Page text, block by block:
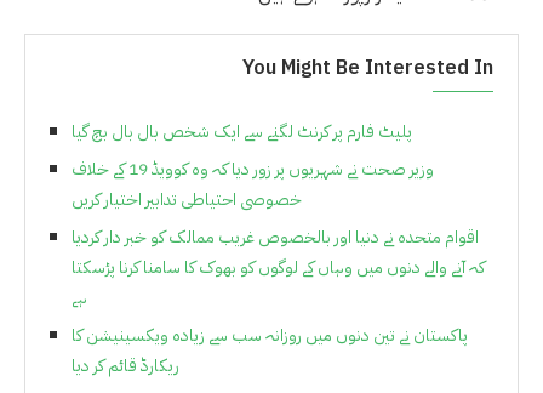
You Might Be Interested In
پلیٹ فارم پر کرنٹ لگنے سے ایک شخص بال بال بچ گیا
وزیر صحت نے شہریوں پر زور دیا کہ وہ کوویڈ 19 کے خلاف
خصوصی احتیاطی تدابیر اختیار کریں
اقوام متحدہ نے دنیا اور بالخصوص غریب ممالک کو خبر دار کردیا
کہ آنے والے دنوں میں وہاں کے لوگوں کو بھوک کا سامنا کرنا پڑسکتا
ہے
پاکستان نے تین دنوں میں روزانہ سب سے زیادہ ویکسینیشن کا
ریکارڈ قائم کر دیا